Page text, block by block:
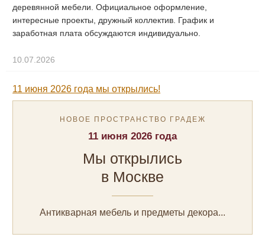
деревянной мебели. Официальное оформление,
интересные проекты, дружный коллектив. График и
заработная плата обсуждаются индивидуально.
10.07.2026
11 июня 2026 года мы открылись!
НОВОЕ ПРОСТРАНСТВО ГРАДЕЖ
11 июня 2026 года
Мы открылись
в Москве
Антикварная мебель и предметы декора...